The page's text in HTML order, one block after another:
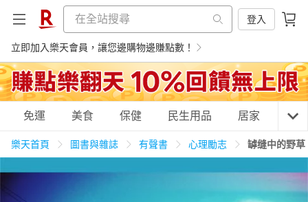
登入
立即加入樂天會員，讓您邊購物邊賺點數！
購物網分類
免運 美食 保健 民生用品 居家 3C
樂天首頁 圖書與雜誌 有聲書 心理勵志 罅缝中的野